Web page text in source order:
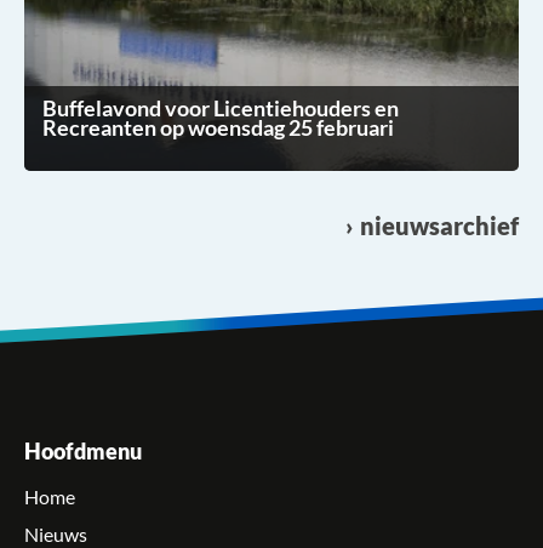
Buffelavond voor Licentiehouders en
Recreanten op woensdag 25 februari
nieuwsarchief
Hoofdmenu
Home
Nieuws